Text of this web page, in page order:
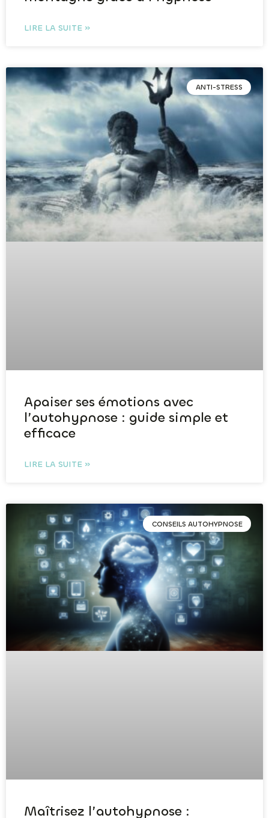
LIRE LA SUITE »
ANTI-STRESS
Apaiser ses émotions avec
l’autohypnose : guide simple et
efficace
LIRE LA SUITE »
CONSEILS AUTOHYPNOSE
Maîtrisez l’autohypnose :